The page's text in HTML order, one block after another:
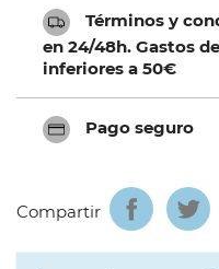
Términos y
en 24/48h. Gastos
inferiores a 50€
Pago seguro
Compartir